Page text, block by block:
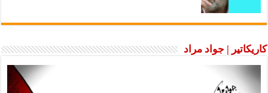
كاريكاتير | جواد مراد